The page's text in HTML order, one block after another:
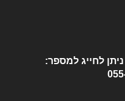
לחייג למספר: